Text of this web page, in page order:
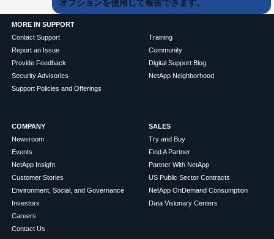
オプションを使用して報告できます。
MORE IN SUPPORT
Contact Support
Report an Issue
Provide Feedback
Security Advisories
Support Policies and Offerings
Training
Community
Digital Support Blog
NetApp Neighborhood
COMPANY
Newsroom
Events
NetApp Insight
Customer Stories
Environment, Social, and Governance
Investors
Careers
Contact Us
SALES
Try and Buy
Find A Partner
Partner With NetApp
US Public Sector Contracts
NetApp OnDemand Consumption
Data Visionary Centers